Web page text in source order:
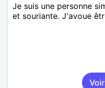
Je suis une personne
et souriante. J'avoue